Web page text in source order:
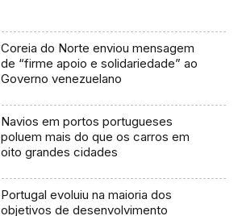
Coreia do Norte enviou mensagem
de “firme apoio e solidariedade” ao
Governo venezuelano
Navios em portos portugueses
poluem mais do que os carros em
oito grandes cidades
Portugal evoluiu na maioria dos
objetivos de desenvolvimento